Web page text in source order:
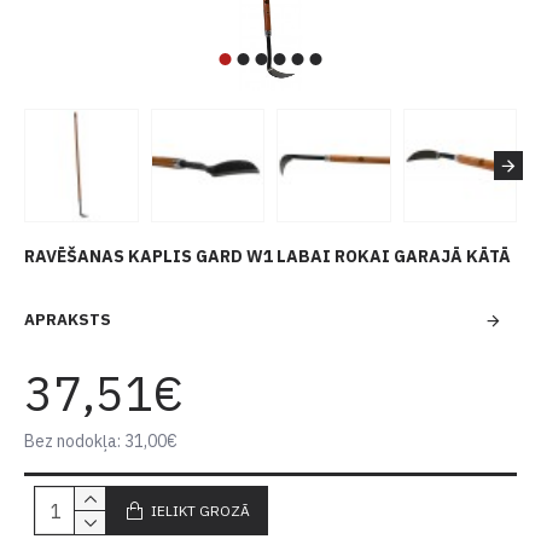
RAVĒŠANAS KAPLIS GARD W1 LABAI ROKAI GARAJĀ KĀTĀ
APRAKSTS
37,51€
Bez nodokļa: 31,00€
IELIKT GROZĀ